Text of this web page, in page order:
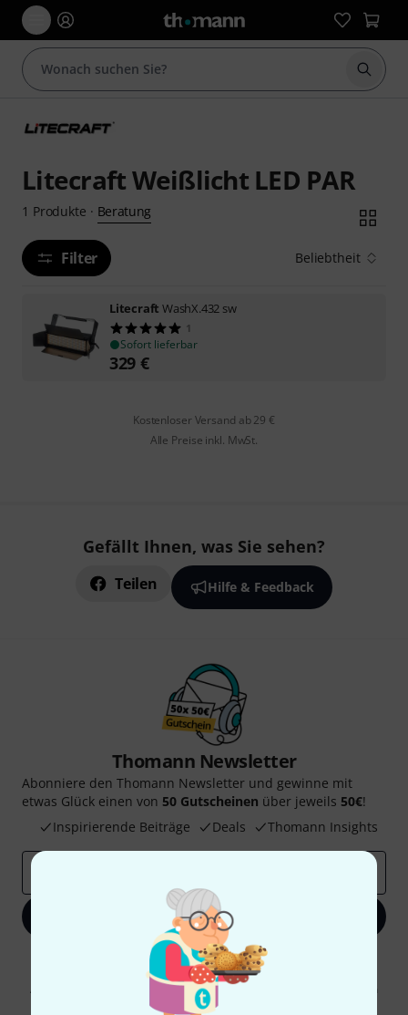
Suche
Litecraft Weißlicht LED PAR
1 Produkte · Beratung
Filter Beliebtheit
Litecraft WashX.432 sw
1
Sofort lieferbar
329 €
Kostenloser Versand ab 29 €
Alle Preise inkl. MwSt.
Gefällt Ihnen, was Sie sehen?
Teilen Hilfe & Feedback
Thomann Newsletter
Abonniere den Thomann Newsletter und gewinne mit
etwas Glück einen von 50 Gutscheinen über jeweils 50€!
Inspirierende Beiträge
Deals Thomann Insights
Jetzt anmelden
Mit Klick auf „Jetzt anmelden“ stimmen Sie dem Erhalt von E-Mail-
Werbung und einer Messung des E-Mail-Nutzungsverhaltens zu. Die
Abmeldung ist jederzeit möglich. Weitere Informationen finden Sie in
unseren
Datenschutzhinweisen